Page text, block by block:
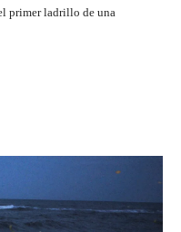
primer ladrillo de una